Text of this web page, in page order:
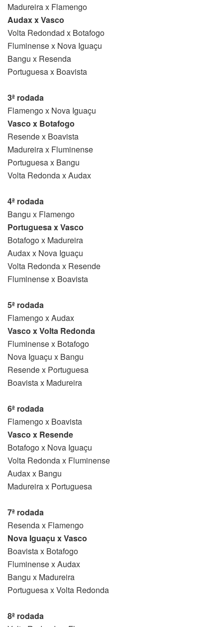
Madureira x Flamengo
Audax x Vasco
Volta Redondad x Botafogo
Fluminense x Nova Iguaçu
Bangu x Resenda
Portuguesa x Boavista
3ª rodada
Flamengo x Nova Iguaçu
Vasco x Botafogo
Resende x Boavista
Madureira x Fluminense
Portuguesa x Bangu
Volta Redonda x Audax
4ª rodada
Bangu x Flamengo
Portuguesa x Vasco
Botafogo x Madureira
Audax x Nova Iguaçu
Volta Redonda x Resende
Fluminense x Boavista
5ª rodada
Flamengo x Audax
Vasco x Volta Redonda
Fluminense x Botafogo
Nova Iguaçu x Bangu
Resende x Portuguesa
Boavista x Madureira
6ª rodada
Flamengo x Boavista
Vasco x Resende
Botafogo x Nova Iguaçu
Volta Redonda x Fluminense
Audax x Bangu
Madureira x Portuguesa
7ª rodada
Resenda x Flamengo
Nova Iguaçu x Vasco
Boavista x Botafogo
Fluminense x Audax
Bangu x Madureira
Portuguesa x Volta Redonda
8ª rodada